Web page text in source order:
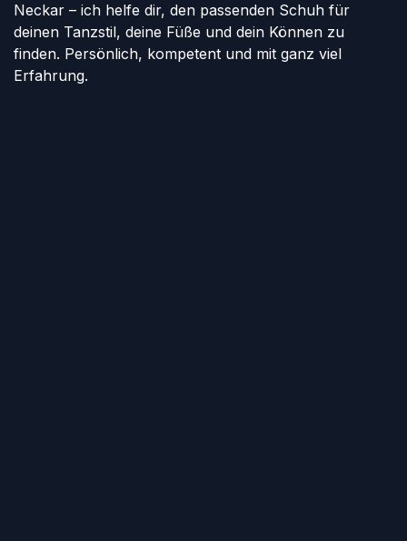
Neckar – ich helfe dir, den passenden Schuh für
deinen Tanzstil, deine Füße und dein Können zu
finden. Persönlich, kompetent und mit ganz viel
Erfahrung.